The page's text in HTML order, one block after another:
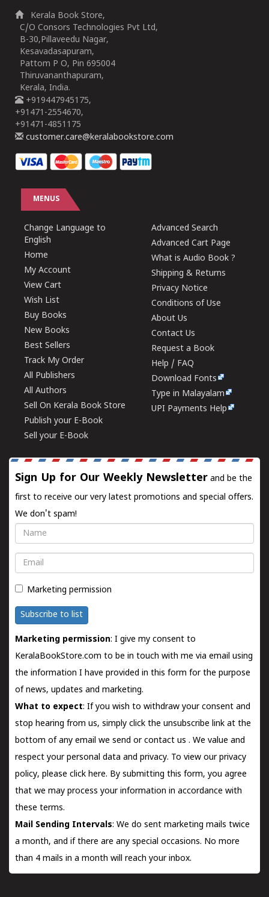
Kerala Book Store,
C/O Consors Technologies Pvt Ltd,
B-30,Pillaveedu Nagar,
Kesavadasapuram,
Pattom P O, Pin 695004
Thiruvananthapuram,
Kerala, India.
+919447945175,
+91471-2554670,
+91471-4851175
customer.care@keralabookstore.com
MENUS
Change Language to
English
Home
My Account
View Cart
Wish List
Buy Books
New Books
Best Sellers
Track My Order
All Publishers
All Authors
Sell On Kerala Book Store
Publish your E-Book
Sell your E-Book
Advanced Search
Advanced Cart Page
What is Audio Book ?
Shipping & Returns
Privacy Notice
Conditions of Use
About Us
Contact Us
Request a Book
Help / FAQ
Download Fonts
Type in Malayalam
UPI Payments Help
Sign Up for Our Weekly Newsletter and be the
first to receive our very latest promotions and special offers.
We don't spam!
Name
Email
Marketing permission
Subscribe to list
Marketing permission: I give my consent to
KeralaBookStore.com to be in touch with me via email using
the information I have provided in this form for the purpose
of news, updates and marketing.
What to expect: If you wish to withdraw your consent and
stop hearing from us, simply click the unsubscribe link at the
bottom of any email we send orcontact us . We value and
respect your personal data and privacy. To view our privacy
policy, please click here. By submitting this form, you agree
that we may process your information in accordance with
these terms.
Mail Sending Intervals: We do sent marketing mails twice
a month, and if there are any special occasions. No more
than 4 mails in a month will reach your inbox.